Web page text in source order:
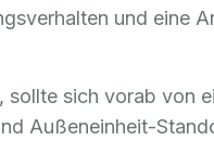
und eine
sich vorab von
Außeneinheit-